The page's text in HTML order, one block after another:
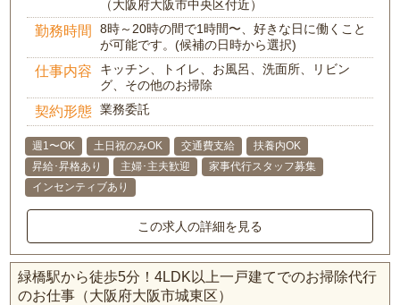
（大阪府大阪市中央区付近）
勤務時間
8時～20時の間で1時間〜、好きな日に働くこと
が可能です。(候補の日時から選択)
仕事内容
キッチン、トイレ、お風呂、洗面所、リビン
グ、その他のお掃除
契約形態 業務委託
週1〜OK 土日祝のみOK 交通費支給
扶養内OK
昇給･昇格あり
主婦･主夫歓迎
家事代行スタッフ募集
インセンティブあり
この求人の詳細を見る
緑橋駅から徒歩5分！4LDK以上一戸建てでのお掃除代行
のお仕事（大阪府大阪市城東区）